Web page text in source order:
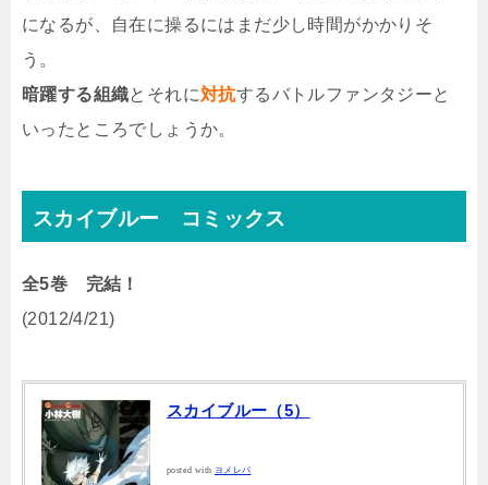
になるが、自在に操るにはまだ少し時間がかかりそ
う。
暗躍する組織とそれに対抗するバトルファンタジーと
いったところでしょうか。
スカイブルー コミックス
全5巻 完結！
(2012/4/21)
スカイブルー（5）
posted with ヨメレバ